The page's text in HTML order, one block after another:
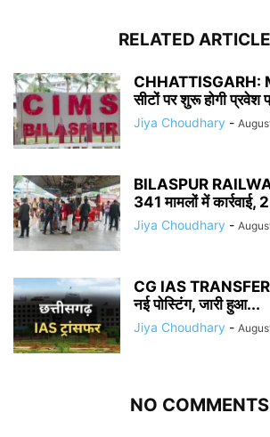
RELATED
CHHATTISGARH:
सीटों पर शुरू होगी प्रवेश
Jiya Choudhary -
BILASPUR
341 मामलों में
Jiya Choudhary -
CG IAS
नई पोस्टिंग, जारी हुआ...
Jiya Choudhary -
NO COMMENTS